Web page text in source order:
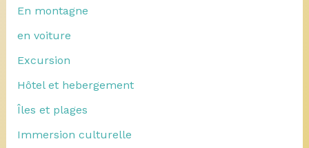
En montagne
en voiture
Excursion
Hôtel et hebergement
Îles et plages
Immersion culturelle